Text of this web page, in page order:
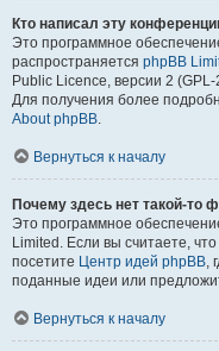
Кто написал эту
Это программное
распространяется phpBB
Public Licence, версии 2
Для получения более
About phpBB.
Вернуться к началу
Почему здесь нет такой-то
Это программное
Limited. Если вы считаете,
посетите Центр идей phpBB,
поданные идеи или
Вернуться к началу